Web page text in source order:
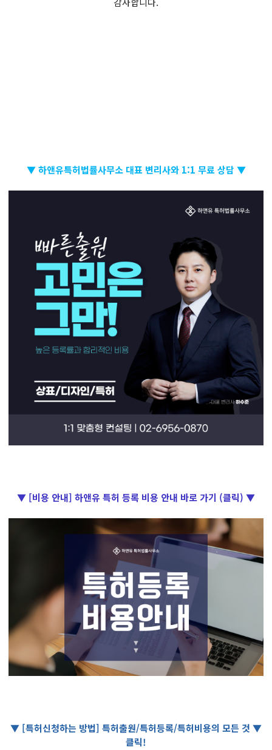
▼ 하앤유특허법률사무소 대표 변리사와 1:1 무료 상담 ▼
▼ [비용 안내] 하앤유 특허 등록 비용 안내 바로 가기 (클릭) ▼
▼ [특허신청하는 방법] 특허출원/특허등록/특허비용의 모든 것 ▼
클릭!